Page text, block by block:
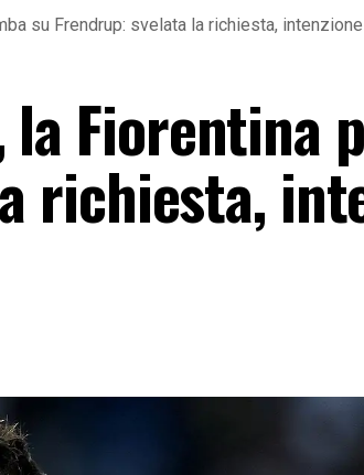
su Frendrup: svelata la richiesta,
Fiorentina
richiesta,